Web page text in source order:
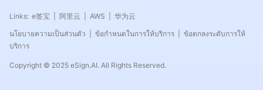
Links: e签宝 阿里云 AWS
华为云
นโยบายความเป็นส่วนตัว
ข้อกำหนดในการให้บริการ
ข้อตกลงระดับการให้
บริการ
Copyright © 2025 eSign.AI. All Rights Reserved.